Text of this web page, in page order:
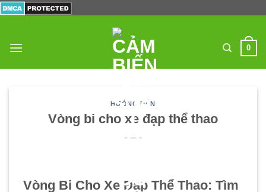
0
HƯỚNG DẪN
Vòng bi cho xe đạp thể thao
Vòng Bi Cho Xe Đạp Thể Thao: Tìm